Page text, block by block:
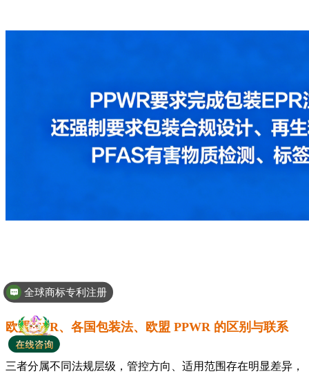
欧盟 EPR、各国包装法、欧盟 PPWR 的区别与联系
三者分属不同法规层级，管控方向、适用范围存在明显差异，
全球商标专利注册